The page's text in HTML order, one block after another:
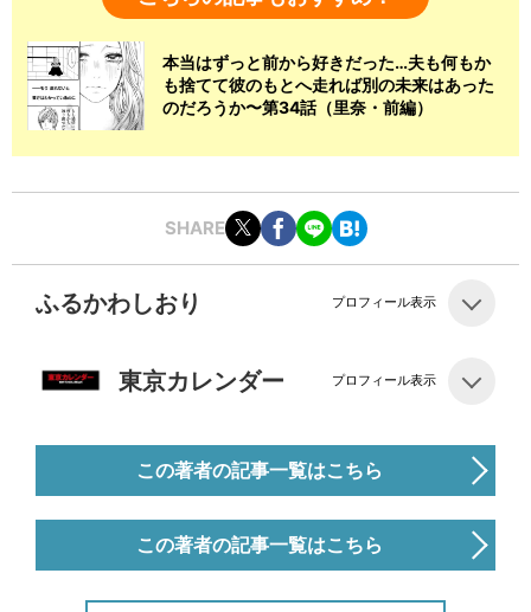
本当はずっと前から好きだった…夫も何もか
も捨てて彼のもとへ走れば別の未来はあった
のだろうか〜第34話（里奈・前編）
SHARE
ふるかわしおり プロフィール表示
東京カレンダー プロフィール表示
この著者の記事一覧はこちら
この著者の記事一覧はこちら